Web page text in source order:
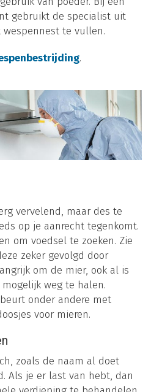
gebruikt de specialist uit
te vullen.
.
vervelend, maar des te
op je aanrecht tegenkomt.
om voedsel te zoeken. Zie
zeker gevolgd door
om de mier, ook al is
weg te halen.
onder andere met
voor mieren.
zoals de naam al doet
Als je er last van hebt, dan